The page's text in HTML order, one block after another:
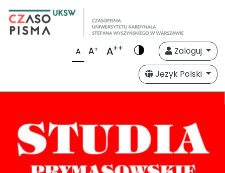
A A+ A++
Zaloguj
Język Polski